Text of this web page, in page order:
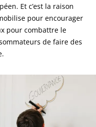
Et c’est la raison
pour encourager
pour combattre le
de faire des